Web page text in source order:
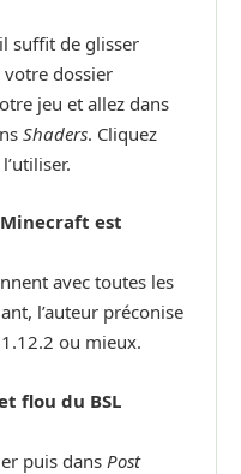
suffit de glisser
votre dossier
jeu et allez dans
Shaders. Cliquez
est
avec toutes les
l’auteur préconise
ou mieux.
flou du BSL
puis dans Post